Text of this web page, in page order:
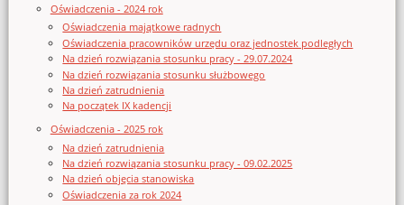
Oświadczenia - 2024 rok
Oświadczenia majątkowe radnych
Oświadczenia pracowników urzędu oraz jednostek podległych
Na dzień rozwiązania stosunku pracy - 29.07.2024
Na dzień rozwiązania stosunku służbowego
Na dzień zatrudnienia
Na początek IX kadencji
Oświadczenia - 2025 rok
Na dzień zatrudnienia
Na dzień rozwiązania stosunku pracy - 09.02.2025
Na dzień objęcia stanowiska
Oświadczenia za rok 2024